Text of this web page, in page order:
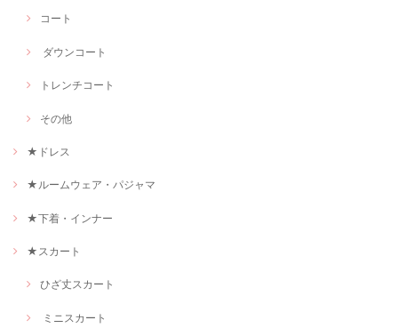
コート
ダウンコート
トレンチコート
その他
★ドレス
★ルームウェア・パジャマ
★下着・インナー
★スカート
ひざ丈スカート
ミニスカート